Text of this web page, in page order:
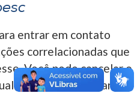
entrar em contato
correlacionadas que
Você pode cancelar o
momento. Para